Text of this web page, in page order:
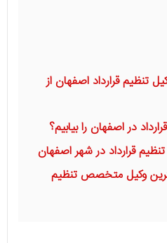
تنظیم قرارداد اصفهان از
در اصفهان را بیابیم؟
قرارداد در شهر اصفهان
وکیل متخصص تنظیم